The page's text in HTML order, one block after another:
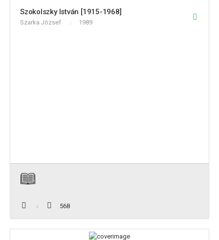
Szokolszky István [1915-1968]
Szarka József 1989
568